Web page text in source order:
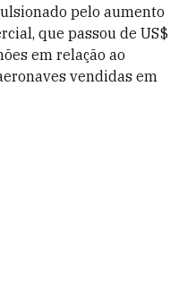
pelo aumento
que passou de US$
em relação ao
vendidas em